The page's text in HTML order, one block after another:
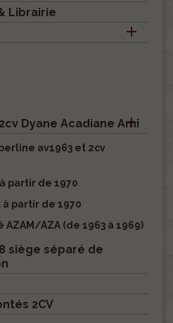
Librairie

Dyane Acadiane Ami

av1963 et 2cv
partir de 1970
partir de 1970
AZA (de 1963 à 1969)
siège séparé de
2CV